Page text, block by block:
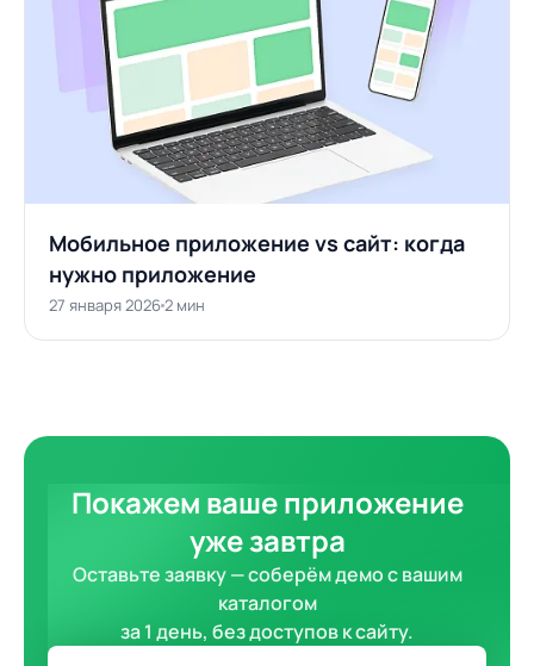
Мобильное приложение vs сайт: когда
нужно приложение
27 января 20262 мин
Покажем ваше приложение
уже завтра
Оставьте заявку — соберём демо с вашим
каталогом
за 1 день, без доступов к сайту.